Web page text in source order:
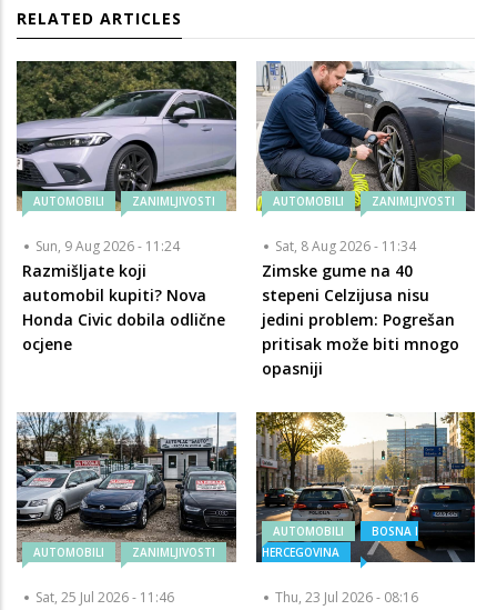
RELATED ARTICLES
AUTOMOBILI ZANIMLJIVOSTI
Sun, 9 Aug 2026 - 11:24
Razmišljate koji
automobil kupiti? Nova
Honda Civic dobila odlične
ocjene
AUTOMOBILI ZANIMLJIVOSTI
Sat, 8 Aug 2026 - 11:34
Zimske gume na 40
stepeni Celzijusa nisu
jedini problem: Pogrešan
pritisak može biti mnogo
opasniji
AUTOMOBILI ZANIMLJIVOSTI
Sat, 25 Jul 2026 - 11:46
AUTOMOBILI
BOSNA I
HERCEGOVINA
Thu, 23 Jul 2026 - 08:16